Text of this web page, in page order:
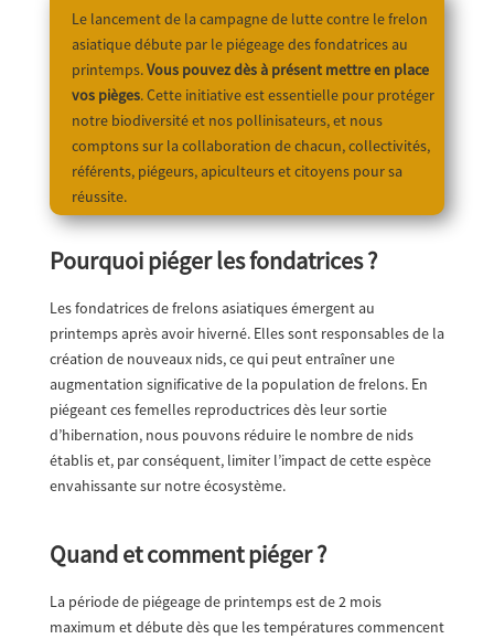
Le lancement de la campagne de lutte contre le frelon
asiatique débute par le piégeage des fondatrices au
printemps.Vous pouvez dès à présent mettre en place
vos pièges. Cette initiative est essentielle pour protéger
notre biodiversité et nos pollinisateurs, et nous
comptons sur la collaboration de chacun, collectivités,
référents, piégeurs, apiculteurs et citoyens pour sa
réussite.
Pourquoi piéger les fondatrices ?
Les fondatrices de frelons asiatiques émergent au
printemps après avoir hiverné. Elles sont responsables de la
création de nouveaux nids, ce qui peut entraîner une
augmentation significative de la population de frelons. En
piégeant ces femelles reproductrices dès leur sortie
d’hibernation, nous pouvons réduire le nombre de nids
établis et, par conséquent, limiter l’impact de cette espèce
envahissante sur notre écosystème.
Quand et comment piéger ?
La période de piégeage de printemps est de 2 mois
maximum et débute dès que les températures commencent